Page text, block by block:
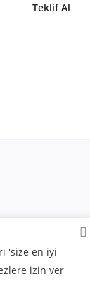
Teklif Al
'size en iyi
izin ver